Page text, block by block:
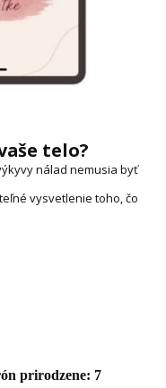
telo?
nálad nemusia byť
vysvetlenie toho, čo
prirodzene: 7